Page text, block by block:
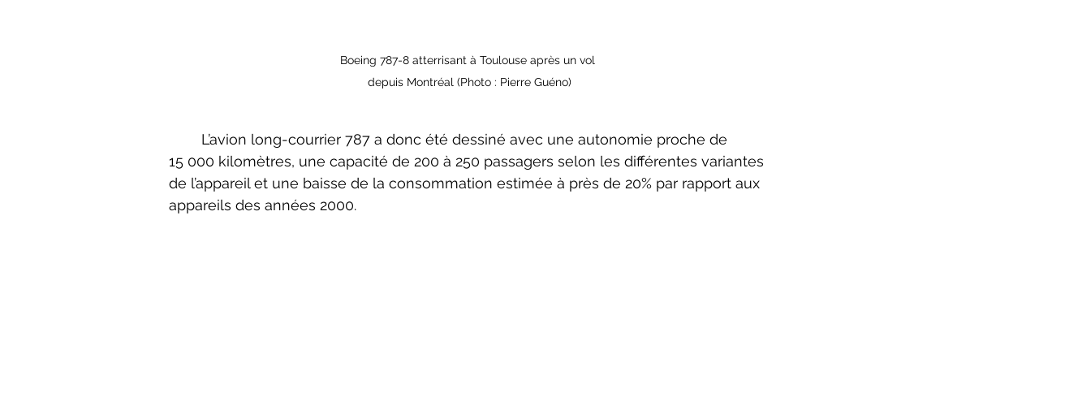
Boeing 787-8 atterrisant à Toulouse après un vol
depuis Montréal (Photo : Pierre Guéno)
15 000 kilomètres, une capacité de 200 à 250 passagers selon les différentes variantes
de l’appareil et une baisse de la consommation estimée à près de 20% par rapport aux
appareils des années 2000.